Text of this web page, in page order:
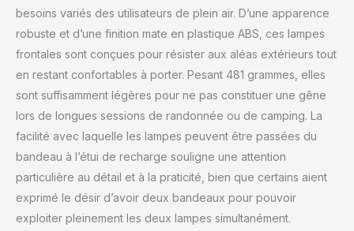
lumière, gardant vos
mains libres pour toutes
vos tâches de plein air.
Parfait pour les
équipements de
randonnée, les
indispensables et les
lampes frontales
rechargeables pour
adultes. Double faisceau
projecteur et projecteur :
notre lampe frontale LED
besoins variés des utilisateurs de plein air. D’une apparence
robuste et d’une finition mate en plastique ABS, ces lampes
frontales sont conçues pour résister aux aléas extérieurs tout
en restant confortables à porter. Pesant 481 grammes, elles
sont suffisamment légères pour ne pas constituer une gêne
lors de longues sessions de randonnée ou de camping. La
facilité avec laquelle les lampes peuvent être passées du
bandeau à l’étui de recharge souligne une attention
particulière au détail et à la praticité, bien que certains aient
exprimé le désir d’avoir deux bandeaux pour pouvoir
exploiter pleinement les deux lampes simultanément.